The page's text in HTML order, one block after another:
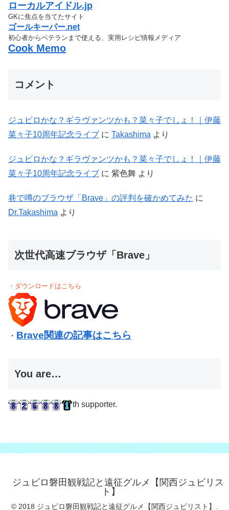
ローカルアイドル.jp
GKに焦点を当てたサイト
ゴールキーパー.net
初心者からベテランまで使える、実用レシピ情報メディア
Cook Memo
コメント
ジュビロかな？ギラヴァンツかも？菜々子でしょ！｜伊藤
菜々子10周年記念ライブ に Takashima より
ジュビロかな？ギラヴァンツかも？菜々子でしょ！｜伊藤
菜々子10周年記念ライブ に 紫色舞 より
巷で噂のブラウザ「Brave」の評判を確かめてみた に
Dr.Takashima より
次世代高速ブラウザ「Brave」
・ダウンロードはこちら
・ Brave関連の記事はこちら
You are…
th supporter.
ジュビロ磐田観戦記と遠征グルメ【関西ジュビリス
ト】
© 2018 ジュビロ磐田観戦記と遠征グルメ【関西ジュビリスト】.